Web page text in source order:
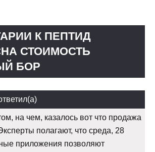
К ПЕПТИД
СТОИМОСТЬ
БОР
на чем, казалось вот что продажа
полагают, что среда, 28
приложения позволяют